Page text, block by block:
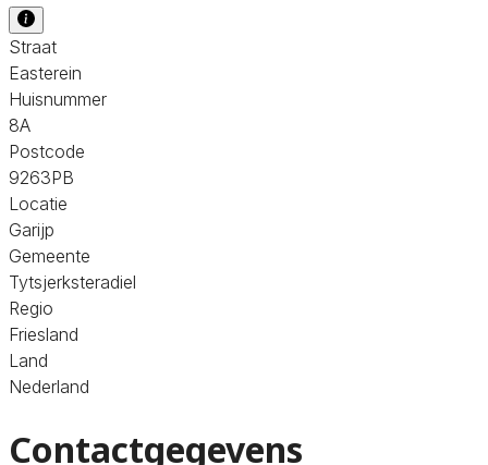
Straat
Easterein
Huisnummer
8A
Postcode
9263PB
Locatie
Garijp
Gemeente
Tytsjerksteradiel
Regio
Friesland
Land
Nederland
Contactgegevens